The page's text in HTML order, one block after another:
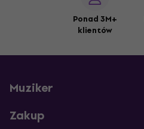
Ponad 3M+
klientów
Muziker
Zakup